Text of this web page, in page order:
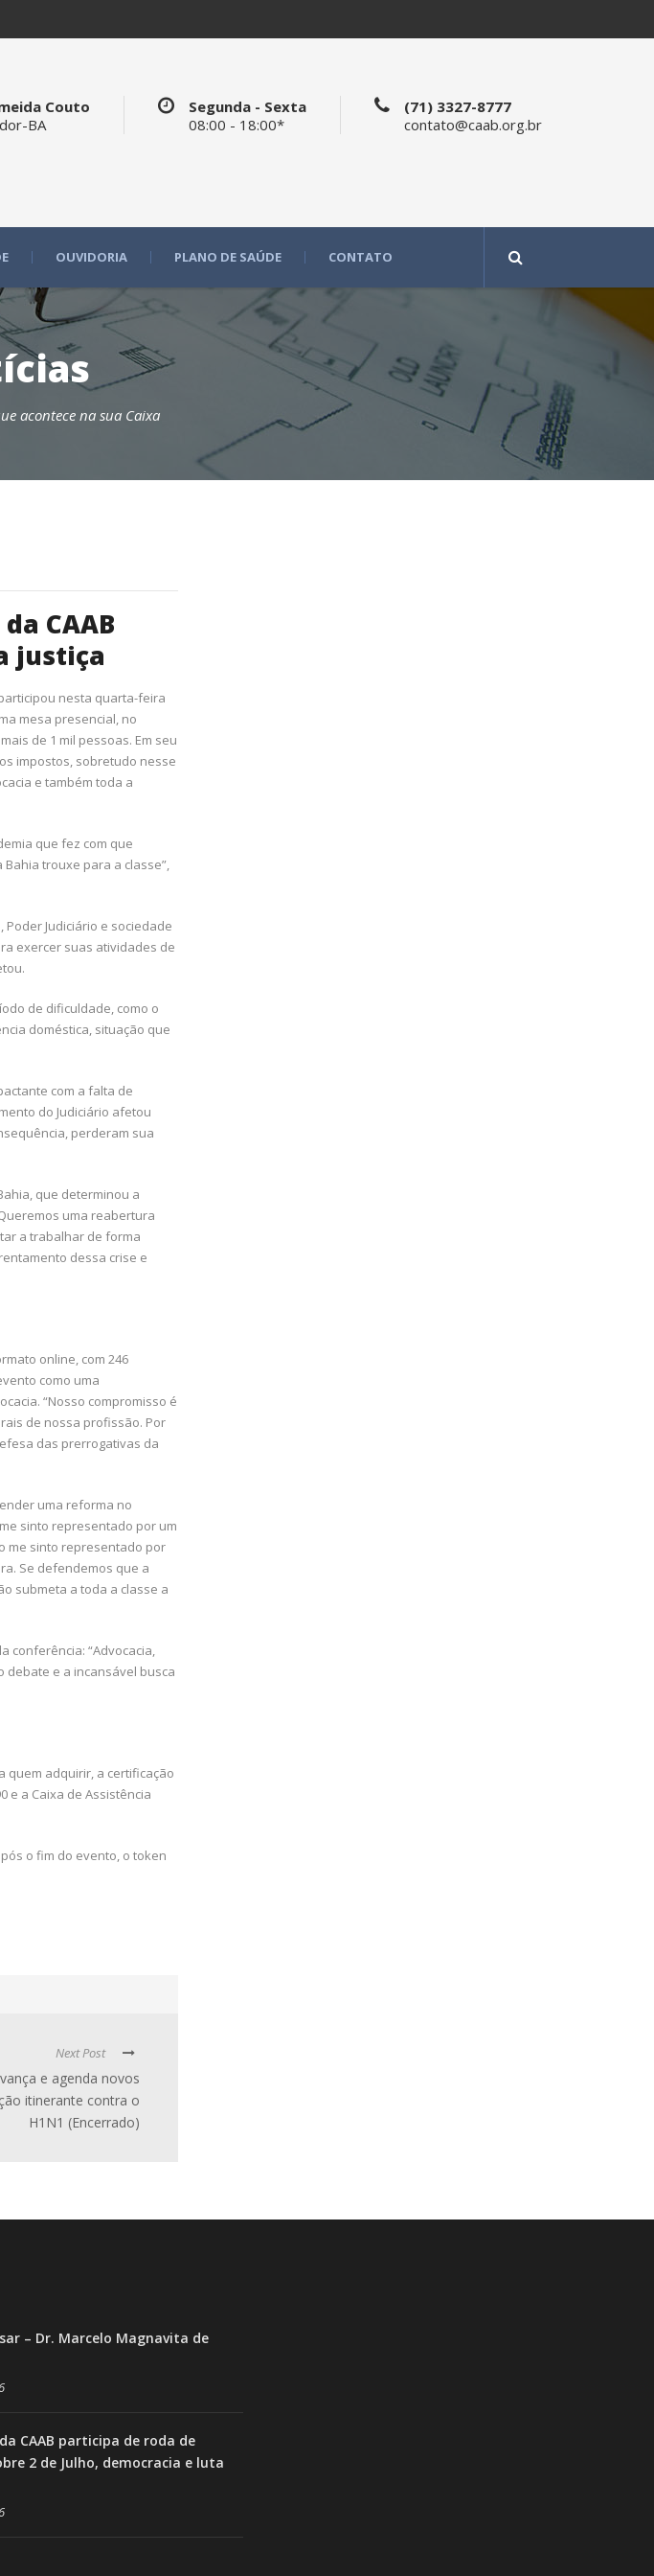
Couto
BA
Segunda - Sexta
08:00 - 18:00*
(71) 3327-8777
contato@caab.org.br
OUVIDORIA PLANO DE SAÚDE CONTATO
acontece na sua Caixa
CAAB
justiça
nesta quarta-feira
mesa presencial, no
de 1 mil pessoas. Em seu
impostos, sobretudo nesse
e também toda a
que fez com que
trouxe para a classe”,
Judiciário e sociedade
exercer suas atividades de
de dificuldade, como o
doméstica, situação que
com a falta de
do Judiciário afetou
perderam sua
que determinou a
uma reabertura
a trabalhar de forma
dessa crise e
online, com 246
como uma
“Nosso compromisso é
de nossa profissão. Por
das prerrogativas da
uma reforma no
sinto representado por um
me sinto representado por
Se defendemos que a
submeta a toda a classe a
conferência: “Advocacia,
debate e a incansável busca
quem adquirir, a certificação
e a Caixa de Assistência
o fim do evento, o token
Next Post
e agenda novos
itinerante contra o
H1N1 (Encerrado)
– Dr. Marcelo Magnavita de
CAAB participa de roda de
2 de Julho, democracia e luta